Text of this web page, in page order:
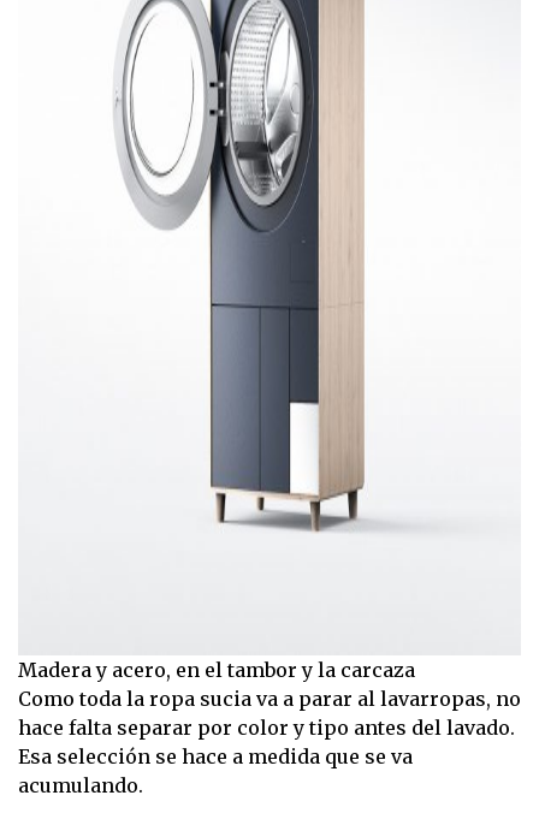
Madera y acero, en el tambor y la carcaza
Como toda la ropa sucia va a parar al lavarropas, no
hace falta separar por color y tipo antes del lavado.
Esa selección se hace a medida que se va
acumulando.